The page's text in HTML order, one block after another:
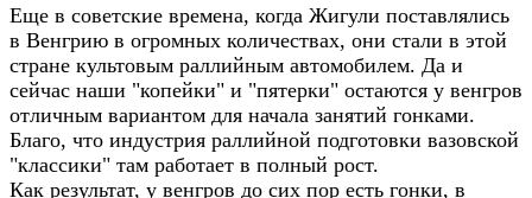
Еще в советские времена, когда Жигули поставлялись
в Венгрию в огромных количествах, они стали в этой
стране культовым раллийным автомобилем. Да и
сейчас наши "копейки" и "пятерки" остаются у венгров
отличным вариантом для начала занятий гонками.
Благо, что индустрия раллийной подготовки вазовской
"классики" там работает в полный рост.
Как результат, у венгров до сих пор есть гонки, в